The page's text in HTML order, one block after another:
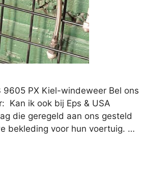
PX Kiel-windeweer Bel ons
Kan ik ook bij Eps & USA
die geregeld aan ons gesteld
bekleding voor hun voertuig. …